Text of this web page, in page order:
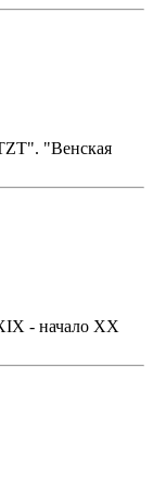
"Венская
- начало XX